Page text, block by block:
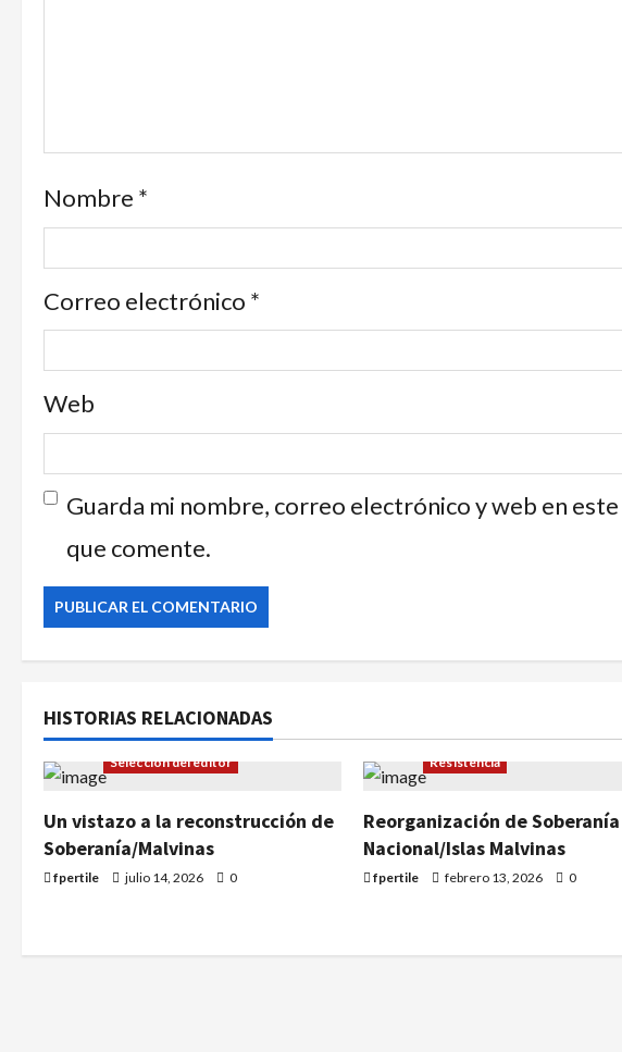
Nombre *
Correo electrónico *
Web
Guarda mi nombre, correo electrónico y web en
que comente.
HISTORIAS RELACIONADAS
Reconstrucción pavimento
Selección del editor
Un vistazo a la reconstrucción de
Soberanía/Malvinas
fpertile julio 14, 2026 0
Resistencia
Reorganización de Soberanía
Nacional/Islas Malvinas
fpertile febrero 13, 2026 0